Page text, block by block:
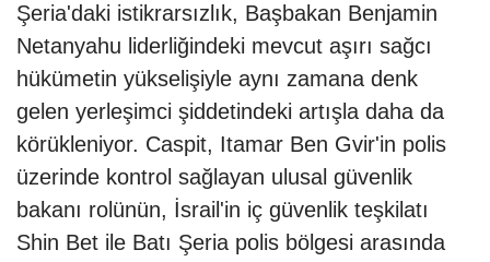
Şeria'daki istikrarsızlık, Başbakan Benjamin
Netanyahu liderliğindeki mevcut aşırı sağcı
hükümetin yükselişiyle aynı zamana denk
gelen yerleşimci şiddetindeki artışla daha da
körükleniyor. Caspit, Itamar Ben Gvir'in polis
üzerinde kontrol sağlayan ulusal güvenlik
bakanı rolünün, İsrail'in iç güvenlik teşkilatı
Shin Bet ile Batı Şeria polis bölgesi arasında